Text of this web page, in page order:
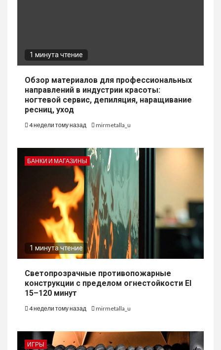
1 минута чтение
Обзор материалов для профессиональных
направлений в индустрии красоты:
ногтевой сервис, депиляция, наращивание
ресниц, уход
4 недели тому назад mirmetalla_u
БАНКИ И МАГАЗИНЫ
1 минута чтение
Светопрозрачные противопожарные
конструкции с пределом огнестойкости EI
15–120 минут
4 недели тому назад mirmetalla_u
ИГРЫ